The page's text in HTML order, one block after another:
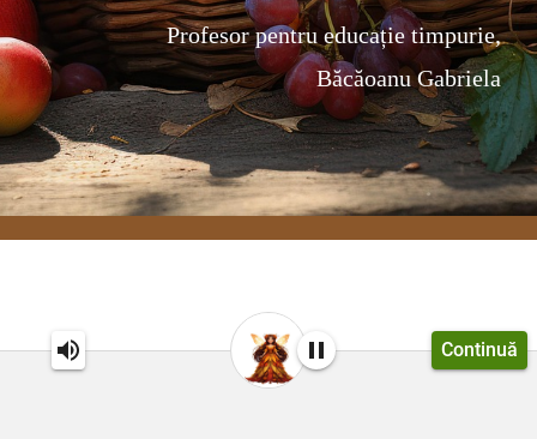
Continuă
Profesor pentru educație timpurie,
Băcăoanu Gabriela